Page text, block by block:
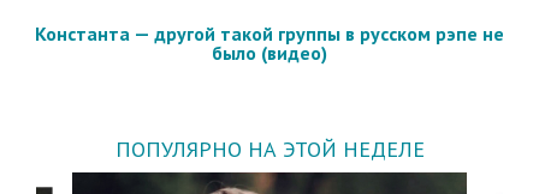
Константа — другой такой группы в русском рэпе не
было (видео)
ПОПУЛЯРНО НА ЭТОЙ НЕДЕЛЕ